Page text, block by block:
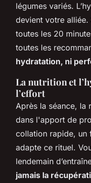
légumes variés.
devient votre alliée.
toutes les 20
toutes les
hydratation, ni
La nutrition et
l’effort
Après la séance, la
dans l'apport de
collation rapide, un
adapte ce rituel.
lendemain
jamais la